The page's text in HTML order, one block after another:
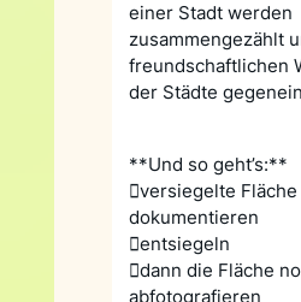
einer Stadt werden
zusammengezählt
freundschaftlichen
der Städte
**Und so geht’s:**
versiegelte
dokumentieren
entsiegeln
dann die Fläche
abfotografieren